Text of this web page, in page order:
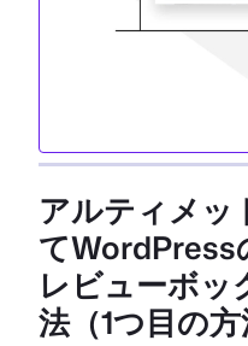
アルティメッ
てWordPress
レビューボッ
法（1つ目の方